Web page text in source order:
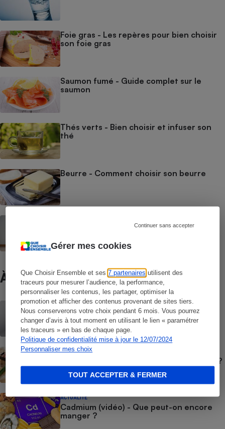
Gérer mes cookies
Que Choisir Ensemble et ses7 partenaires utilisent des
traceurs pour mesurer l’audience, la performance,
personnaliser les contenus, les partager, optimiser la
promotion et afficher des contenus provenant de sites tiers.
Nous conserverons votre choix pendant 6 mois. Vous pourrez
changer d’avis à tout moment en utilisant le lien « paramétrer
les traceurs » en bas de chaque page.
Politique de confidentialité mise à jour le 12/07/2024
Personnaliser mes choix
Continuer sans accepter
TOUT ACCEPTER & FERMER
Foie gras - Les repères pour bien choisir
son foie gras
Saumon fumé - Guide complet sur le
saumon
Thés verts - Bien choisir et infuser son
thé
Beurre - Comment choisir son beurre
À ne pas manquer
BRÈVE
Palmarès des supermarchés - Les
enseignes les moins chères en juin 2026
GUIDE D'ACHAT
Jambon blanc - Quel jambon cuit choisir ?
ACTUALITÉ
Cadmium (vidéo) - Que peut-on encore
manger ?